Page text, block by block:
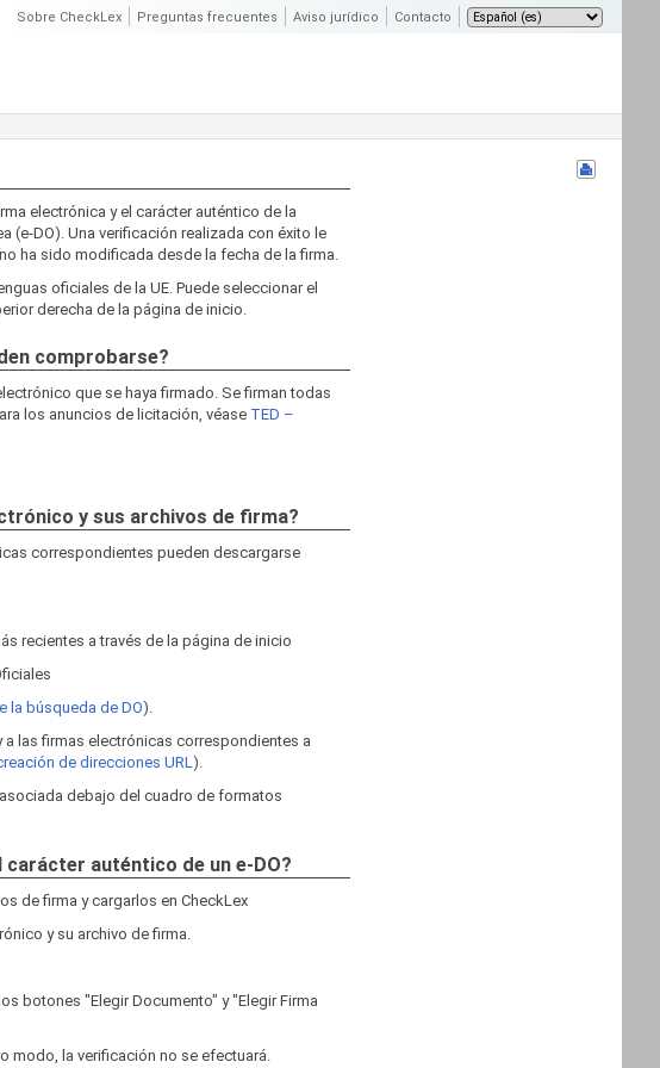
Sobre CheckLex Preguntas frecuentes Aviso jurídico Contacto
electrónica y el carácter auténtico de la
(e-DO). Una verificación realizada con éxito le
ha sido modificada desde la fecha de la firma.
oficiales de la UE. Puede seleccionar el
derecha de la página de inicio.
comprobarse?
que se haya firmado. Se firman todas
los anuncios de licitación, véase TED –
y sus archivos de firma?
correspondientes pueden descargarse
recientes a través de la página de inicio
la búsqueda de DO).
las firmas electrónicas correspondientes a
de direcciones URL).
debajo del cuadro de formatos
auténtico de un e-DO?
de firma y cargarlos en CheckLex
y su archivo de firma.
botones "Elegir Documento" y "Elegir Firma
modo, la verificación no se efectuará.